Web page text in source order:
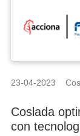
23-04-2023
Coslada
con